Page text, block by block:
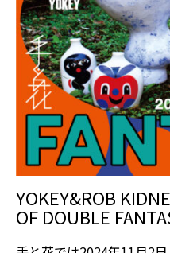
YOKEY&ROB
OF DOUBLE